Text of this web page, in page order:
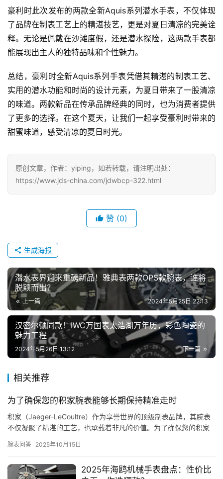
表
问
答
豪利时此次发布的两款全新Aquis系列潜水手表，不仅体现
了品牌在制表工艺上的精湛技艺，更是对夏日清凉的完美诠
释。无论是佩戴在沙滩度假，还是潜水探险，这两款手表都
能展现出主人的独特品味和个性魅力。
总结，豪利时全新Aquis系列手表凭借其精湛的制表工艺、
实用的潜水功能和时尚的设计元素，为夏日带来了一股清凉
的味道。两款新品在传承品牌经典的同时，也为消费者提供
了更多的选择。在这个夏天，让我们一起享受豪利时带来的
甜蜜味道，感受清凉的夏日时光。
原创文章，作者：yiping，如若转载，请注明出处：
https://www.jds-china.com/jdwbcp-322.html
赞 (0)
生成海报
潜水表界迎来重磅新品！雅典表两款OPS款腕表，谁将
脱颖而出？
上一篇 2024年5月25日 22:13
汉密尔顿同款！IWC万国表太浩湖万年历，彩色陶瓷的
魅力工程
下一篇
2024年5月26日 13:12
相关推荐
为了确保您的积家腕表能够长期保持精准走时
积家（Jaeger-LeCoultre）作为享誉世界的顶级制表品牌，其腕表
不仅凝聚了精湛的工艺，也承载着非凡的价值。为了确保您的积家
腕表问答 2025年10月15日
2025年海鸥机械手表盘点：性价比